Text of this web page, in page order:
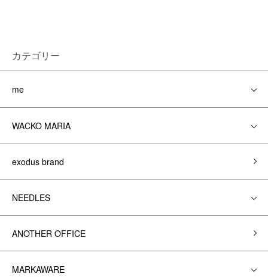
カテゴリー
me
WACKO MARIA
exodus brand
NEEDLES
ANOTHER OFFICE
MARKAWARE